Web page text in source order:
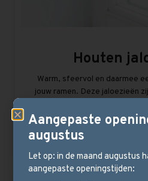
Houten
Warm, sfeervol en daarmee
jouw ramen. Deze jaloezieën
Aangepaste
augustus
Let op: in de maand augustus
aangepaste openingstijden: